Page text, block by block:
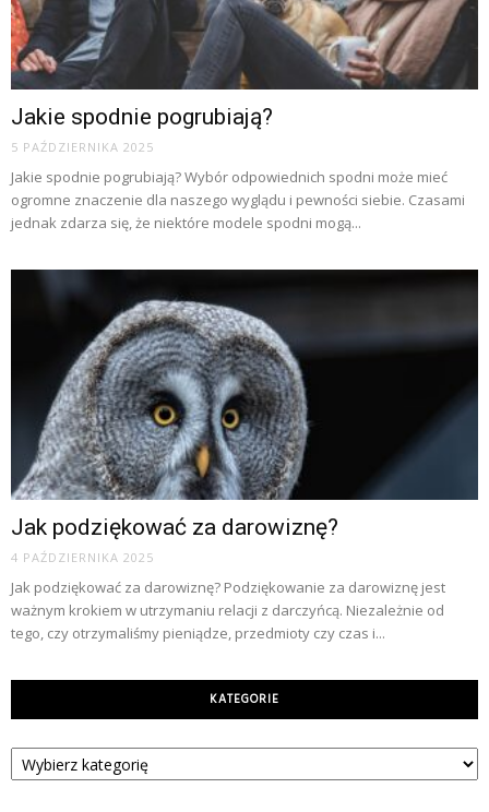
Jakie spodnie pogrubiają?
5 PAŹDZIERNIKA 2025
Jakie spodnie pogrubiają? Wybór odpowiednich spodni może mieć
ogromne znaczenie dla naszego wyglądu i pewności siebie. Czasami
jednak zdarza się, że niektóre modele spodni mogą...
Jak podziękować za darowiznę?
4 PAŹDZIERNIKA 2025
Jak podziękować za darowiznę? Podziękowanie za darowiznę jest
ważnym krokiem w utrzymaniu relacji z darczyńcą. Niezależnie od
tego, czy otrzymaliśmy pieniądze, przedmioty czy czas i...
KATEGORIE
Kategorie